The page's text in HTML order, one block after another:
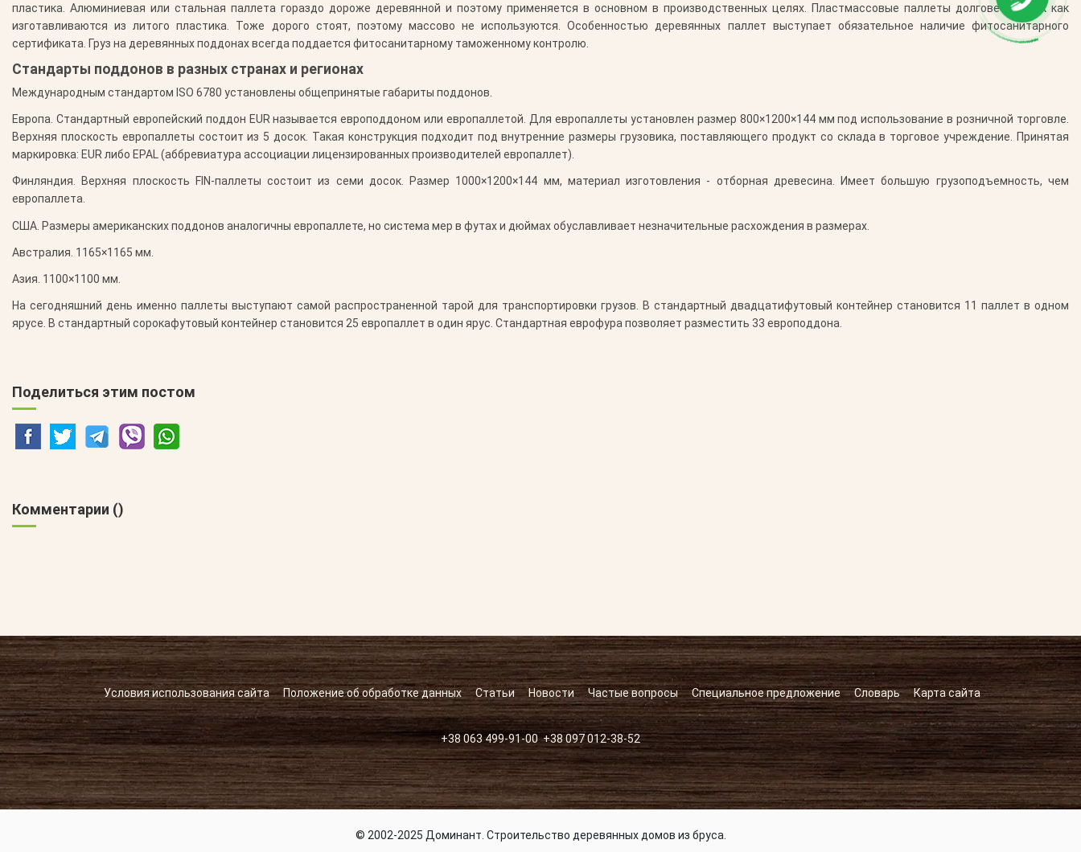
пластика. Алюминиевая или стальная паллета гораздо дороже деревянной и поэтому применяется в основном в производственных целях. Пластмассовые паллеты долговечны, так как
изготавливаются из литого пластика. Тоже дорого стоят, поэтому массово не используются. Особенностью деревянных паллет выступает обязательное наличие фитосанитарного
сертификата. Груз на деревянных поддонах всегда поддается фитосанитарному таможенному контролю.
Стандарты поддонов в разных странах и регионах
Международным стандартом ISO 6780 установлены общепринятые габариты поддонов.
Европа. Стандартный европейский поддон EUR называется европоддоном или европаллетой. Для европаллеты установлен размер 800×1200×144 мм под использование в розничной торговле.
Верхняя плоскость европаллеты состоит из 5 досок. Такая конструкция подходит под внутренние размеры грузовика, поставляющего продукт со склада в торговое учреждение. Принятая
маркировка: EUR либо EPAL (аббревиатура ассоциации лицензированных производителей европаллет).
Финляндия. Верхняя плоскость FIN-паллеты состоит из семи досок. Размер 1000×1200×144 мм, материал изготовления - отборная древесина. Имеет большую грузоподъемность, чем
европаллета.
США. Размеры американских поддонов аналогичны европаллете, но система мер в футах и дюймах обуславливает незначительные расхождения в размерах.
Австралия. 1165×1165 мм.
Азия. 1100×1100 мм.
На сегодняшний день именно паллеты выступают самой распространенной тарой для транспортировки грузов. В стандартный двадцатифутовый контейнер становится 11 паллет в одном
ярусе. В стандартный сорокафутовый контейнер становится 25 европаллет в один ярус. Стандартная еврофура позволяет разместить 33 европоддона.
Поделиться этим постом
Комментарии ()
Условия использования сайта Положение об обработке данных Статьи Новости Частые вопросы Специальное предложение Словарь Карта сайта
+38 063 499-91-00+38 097 012-38-52
© 2002-2025 Доминант. Строительство деревянных домов из бруса.